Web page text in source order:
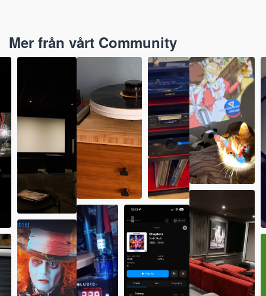
Mer från vårt Community